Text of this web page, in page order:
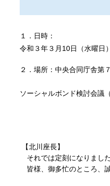
１．日時：
令和３年３月10日（水曜日
２．場所：中央合同庁舎第
ソーシャルボンド検討会議
【北川座長】
それでは定刻になりまし
皆様、御多忙のところ、